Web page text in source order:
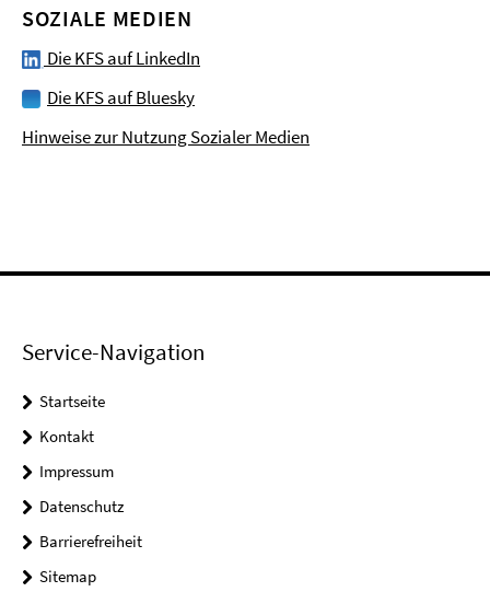
SOZIALE MEDIEN
Die KFS auf LinkedIn
Die KFS auf Bluesky
Hinweise zur Nutzung Sozialer Medien
Service-Navigation
Startseite
Kontakt
Impressum
Datenschutz
Barrierefreiheit
Sitemap